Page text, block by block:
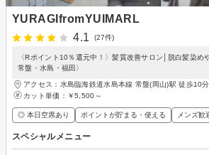
YURAGIfromYUIMARL
4.1
(27件)
〈Rポイント10％還元中！〉髪質改善サロン│脱白髪染め
常盤・水島・福田〉
アクセス：水島臨海鉄道水島本線 常盤(岡山)駅 徒歩10分
カット単価： ￥5,500～
◎ 本日空席あり ポイントが貯まる・使える メンズ歓
スペシャルメニュー